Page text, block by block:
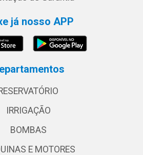
já nosso APP
IRRIGAÇÃO
BOMBAS
E MOTORES